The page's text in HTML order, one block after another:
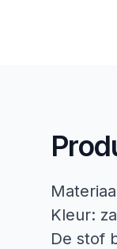
Kleur:
De stof